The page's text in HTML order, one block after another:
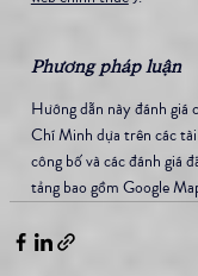
Phương pháp luận
Hướng dẫn này đánh giá
Chí Minh dựa trên các tài
công bố và các đánh giá
tảng bao gồm Google